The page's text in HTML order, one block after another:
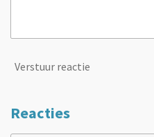
Verstuur reactie
Reacties